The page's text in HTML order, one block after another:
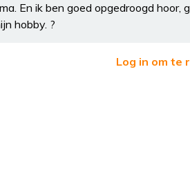
En ik ben goed opgedroogd hoor,
hobby. ?
Log in om te